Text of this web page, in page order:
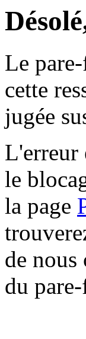
Le
cette
jugée
L'erreur
le
la page
de nous
du